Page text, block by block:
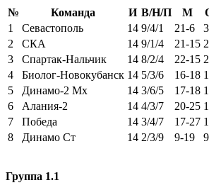
№ Команда И В/Н/П М
1
Севастополь 14 9/4/1 21-6
2
СКА 14 9/1/4 21-15
3
Спартак-Нальчик 14 8/2/4 22-15
4
Биолог-Новокубанск 14 5/3/6 16-18
5
Динамо-2 Мх 14 3/6/5 17-18
6
Алания-2 14 4/3/7 20-25
7
Победа 14 3/4/7 17-27
8
Динамо Ст 14 2/3/9 9-19 9
Группа 1.1